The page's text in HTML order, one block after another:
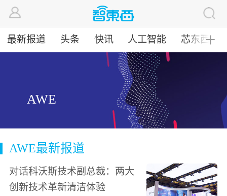
最新报道 头条 快讯 人工智能 芯东西╋
AWE
AWE最新报道
对话科沃斯技术副总裁：两大
创新技术革新清洁体验